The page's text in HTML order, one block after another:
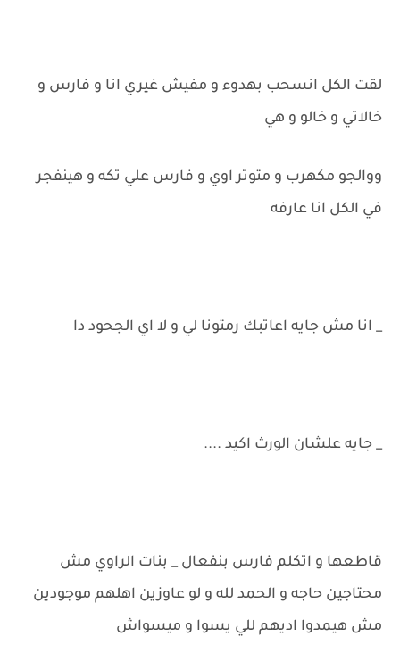
لقت الكل انسحب بهدوء و مفيش غيري انا و فارس و
خالاتي و خالو و هي
ووالجو مكهرب و متوتر اوي و فارس علي تكه و هينفجر
في الكل انا عارفه
_ انا مش جايه اعاتبك رمتونا لي و لا اي الجحود دا
_ جايه علشان الورث اكيد ....
قاطعها و اتكلم فارس بنفعال _ بنات الراوي مش
محتاجين حاجه و الحمد لله و لو عاوزين اهلهم موجودين
مش هيمدوا اديهم للي يسوا و ميسواش